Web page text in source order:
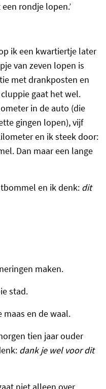
een rondje lopen.’
ik een kwartiertje later
van zeven lopen is
met drankposten en
gaat het wel.
in de auto (die
gingen lopen), vijf
en ik steek door:
Dan maar een lange
en ik denk: dit
maken.
stad.
maas en de waal.
tien jaar ouder
dank je wel voor dit